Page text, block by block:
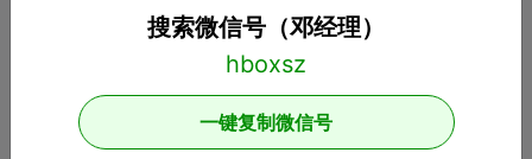
互联网的发展，人们对APP应用的需求越来越大，这也给企
业带来了更多的商机，于是很多企业开始开发长沙APP，希
望从中获得更多的发展机会。当然，并不仅仅是开发APP应
用就能达到目的。前提一定是保证APP应用的优秀用户体
搜索微信号（邓经理）
一键复制微信号